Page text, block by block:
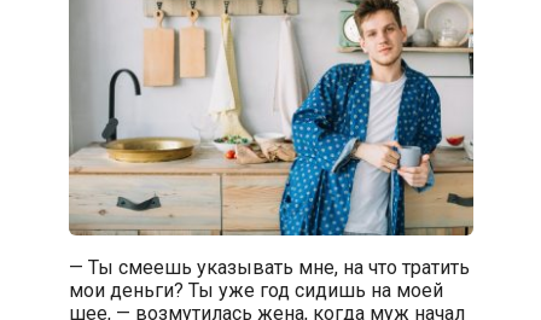
— Ты смеешь указывать мне, на что тратить
мои деньги? Ты уже год сидишь на моей
шее, — возмутилась жена, когда муж начал